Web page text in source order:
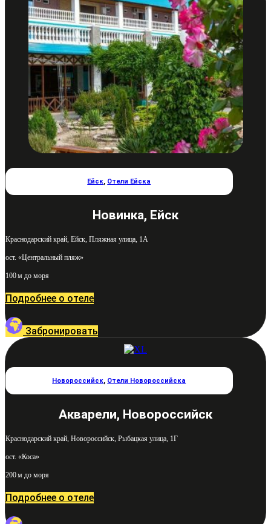
Ейск, Отели Ейска
Новинка, Ейск
Краснодарский край, Ейск, Пляжная улица, 1А
ост. «Центральный пляж»
100 м до моря
Подробнее о отеле
Забронировать
Новороссийск, Отели Новороссийска
Акварели, Новороссийск
Краснодарский край, Новороссийск, Рыбацкая улица, 1Г
ост. «Коса»
200 м до моря
Подробнее о отеле